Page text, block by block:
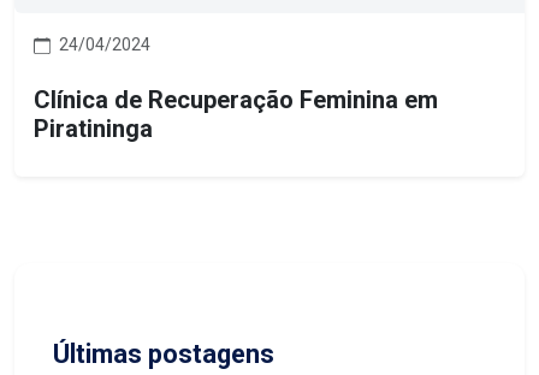
24/04/2024
Clínica de Recuperação Feminina em
Piratininga
Últimas postagens